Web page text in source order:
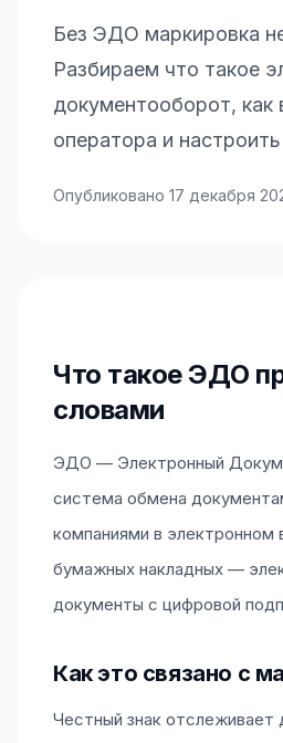
Без ЭДО маркировка
Разбираем что такое
документооборот, как
оператора и
Опубликовано 17 декабря
Что такое ЭДО
словами
ЭДО — Электронный
система обмена
компаниями в электронном
бумажных накладных —
документы с цифровой
Как это связано с
Честный знак отслеживает